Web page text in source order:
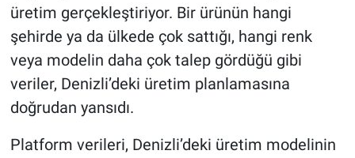
üretim gerçekleştiriyor. Bir ürünün hangi
şehirde ya da ülkede çok sattığı, hangi renk
veya modelin daha çok talep gördüğü gibi
veriler, Denizli’deki üretim planlamasına
doğrudan yansıdı.
Platform verileri, Denizli’deki üretim modelinin